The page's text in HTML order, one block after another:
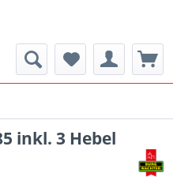
inkl. 3 Hebel